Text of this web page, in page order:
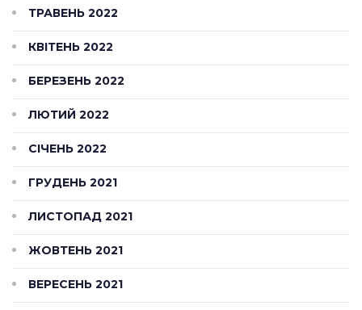
ТРАВЕНЬ 2022
КВІТЕНЬ 2022
БЕРЕЗЕНЬ 2022
ЛЮТИЙ 2022
СІЧЕНЬ 2022
ГРУДЕНЬ 2021
ЛИСТОПАД 2021
ЖОВТЕНЬ 2021
ВЕРЕСЕНЬ 2021